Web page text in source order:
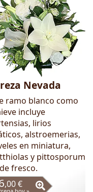
Nevada
ramo blanco como
incluye
lirios
alstroemerias,
en miniatura,
y pittosporum
fresco.
,00 €